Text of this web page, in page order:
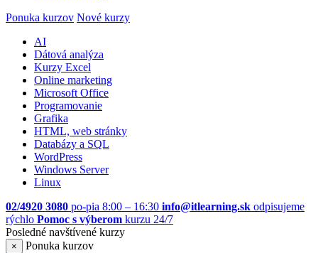
Ponuka kurzov Nové kurzy
AI
Dátová analýza
Kurzy Excel
Online marketing
Microsoft Office
Programovanie
Grafika
HTML, web stránky
Databázy a SQL
WordPress
Windows Server
Linux
02/4920 3080 po-pia 8:00 – 16:30 info@itlearning.sk odpisujeme
rýchlo Pomoc s výberom kurzu 24/7
Posledné navštívené kurzy
×
Ponuka kurzov